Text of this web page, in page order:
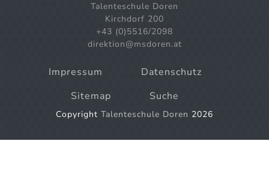
Talenteschule Doren
Kirchdorf 200
+43 (0)5516/2098
direktion@msdoren.at
Impressum
Datenschutz
Sitemap
Suche
Copyright Talenteschule Doren 2026